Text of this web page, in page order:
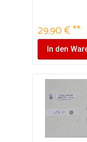
29,90 € **
In den